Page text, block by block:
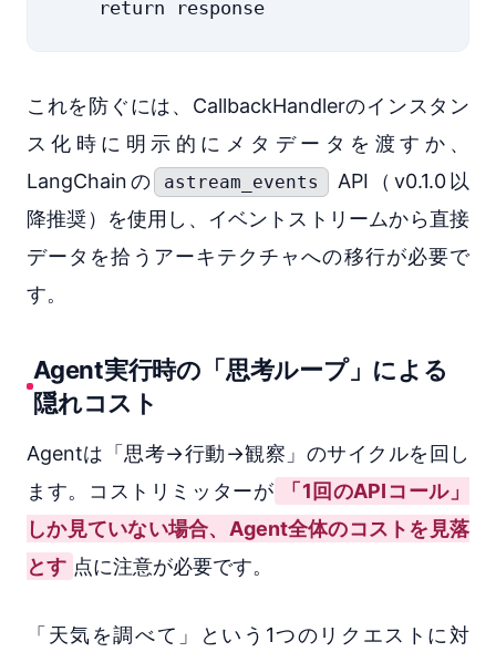
これを防ぐには、CallbackHandlerのインスタン
ス化時に明示的にメタデータを渡すか、
LangChainの
astream_events
API（v0.1.0以
降推奨）を使用し、イベントストリームから直接
データを拾うアーキテクチャへの移行が必要で
す。
Agent実行時の「思考ループ」による
隠れコスト
Agentは「思考→行動→観察」のサイクルを回し
ます。コストリミッターが
「1回のAPIコール」
しか見ていない場合、Agent全体のコストを見落
とす 点に注意が必要です。
「天気を調べて」という1つのリクエストに対